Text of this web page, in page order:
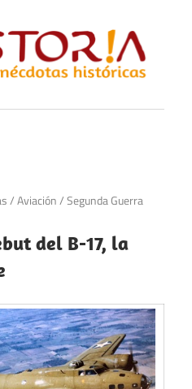
/Aviación/Segunda Guerra
del B-17, la